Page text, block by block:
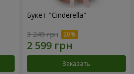
Букет "Cinderella"
3 249 грн
Заказать